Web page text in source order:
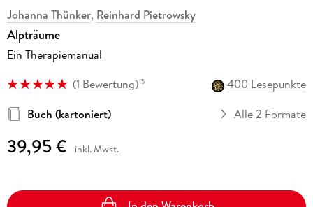
Johanna Thünker, Reinhard Pietrowsky
Alpträume
Ein Therapiemanual
(1 Bewertung)15
400 Lesepunkte
Buch (kartoniert)
Alle 2 Formate
39,95 € inkl. Mwst.